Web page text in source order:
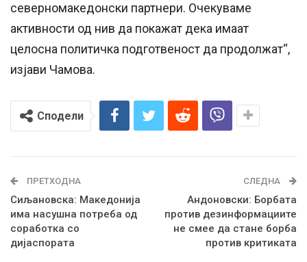
северномакедонски партнери. Очекуваме
активности од нив да покажат дека имаат
целосна политичка подготвеност да продолжат“,
изјави Чамова.
Сподели
ПРЕТХОДНА
Сиљановска: Македонија
има насушна потреба од
соработка со
дијаспората
СЛЕДНА
Андоновски: Борбата
против дезинформациите
не смее да стане борба
против критиката